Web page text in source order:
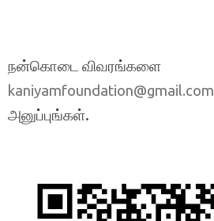
நன்கொடை விவரங்களை
kaniyamfoundation@gmail.com
அனுப்புங்கள்.